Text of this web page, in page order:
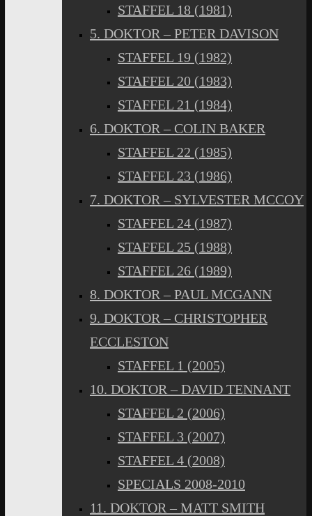
STAFFEL 18 (1981)
5. DOKTOR – PETER DAVISON
STAFFEL 19 (1982)
STAFFEL 20 (1983)
STAFFEL 21 (1984)
6. DOKTOR – COLIN BAKER
STAFFEL 22 (1985)
STAFFEL 23 (1986)
7. DOKTOR – SYLVESTER MCCOY
STAFFEL 24 (1987)
STAFFEL 25 (1988)
STAFFEL 26 (1989)
8. DOKTOR – PAUL MCGANN
9. DOKTOR – CHRISTOPHER
ECCLESTON
STAFFEL 1 (2005)
10. DOKTOR – DAVID TENNANT
STAFFEL 2 (2006)
STAFFEL 3 (2007)
STAFFEL 4 (2008)
SPECIALS 2008-2010
11. DOKTOR – MATT SMITH